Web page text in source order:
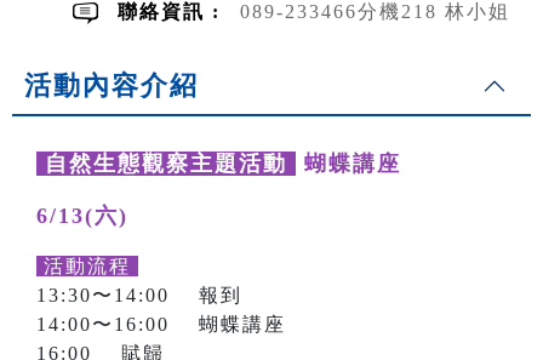
聯絡資訊 : 089-233466分機218 林小姐
活動內容介紹
自然生態觀察主題活動 蝴蝶講座
6/13(六)
活動流程
13:30〜14:00 報到
14:00〜16:00 蝴蝶講座
16:00 賦歸